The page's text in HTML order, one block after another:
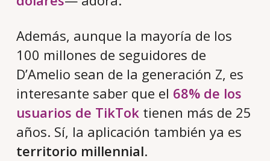
Además, aunque la mayoría de los
100 millones de seguidores de
D’Amelio sean de la generación Z, es
interesante saber que el 68% de los
usuarios de TikToktienen más de 25
años. Sí, la aplicación también ya es
territorio millennial.